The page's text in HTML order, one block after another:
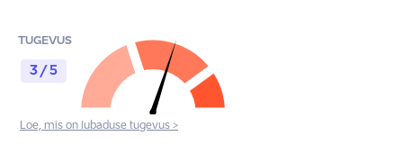
TUGEVUS
3 / 5
Loe, mis on lubaduse tugevus >